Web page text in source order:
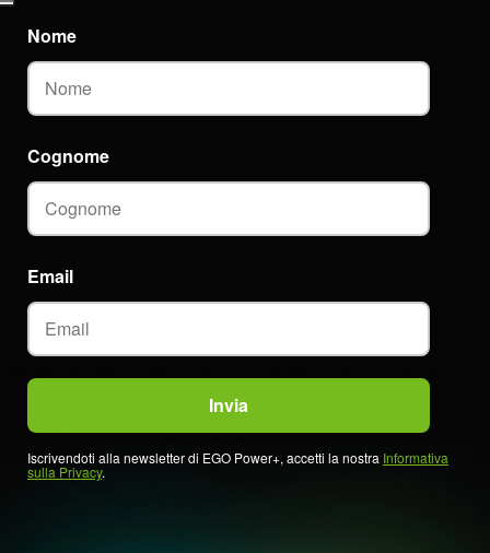
Email
Nome
Cognome
Iscrivendoti alla newsletter di EGO Power+, accetti la nostra Informativa
sulla Privacy.